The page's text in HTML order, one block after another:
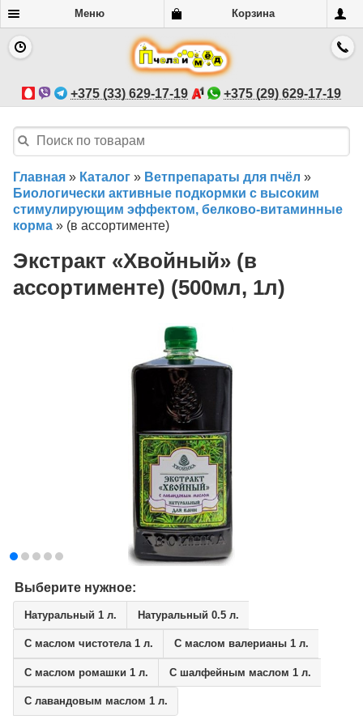
Меню Корзина
+375 (33) 629-17-19 +375 (29) 629-17-19
Главная » Каталог » Ветпрепараты для пчёл »
Биологически активные подкормки с высоким
стимулирующим эффектом, белково-витаминные
корма » (в ассортименте)
Экстракт «Хвойный» (в
ассортименте) (500мл, 1л)
Выберите нужное:
Натуральный 1 л. Натуральный 0.5 л.
С маслом чистотела 1 л. С маслом валерианы 1 л.
С маслом ромашки 1 л. С шалфейным маслом 1 л.
С лавандовым маслом 1 л.